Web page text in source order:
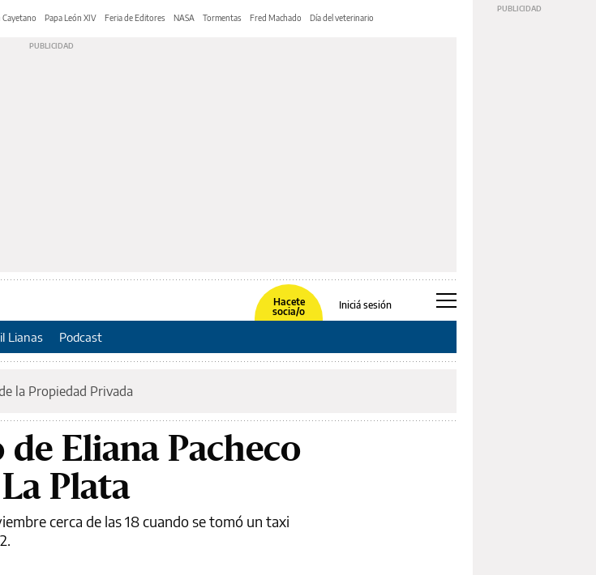
Cayetano Papa León XIV Feria de Editores NASA Tormentas Fred Machado Día del veterinario
Hacete
socia/o
Iniciá sesión
Lianas Podcast
la Propiedad Privada
Eliana Pacheco
Plata
cerca de las 18 cuando se tomó un taxi